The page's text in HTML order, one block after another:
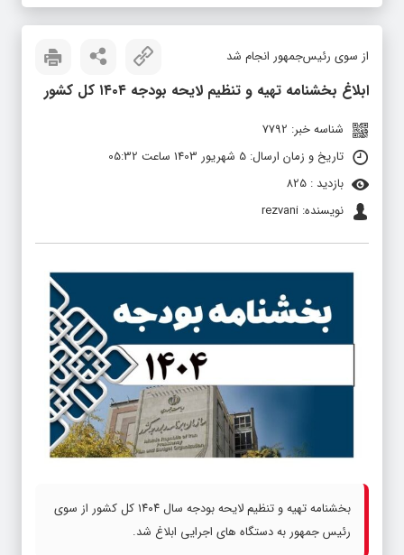
از سوی رئیس‌جمهور انجام شد
ابلاغ بخشنامه تهیه و تنظیم لایحه بودجه ۱۴۰۴ کل کشور
شناسه خبر: 7792
تاریخ و زمان ارسال: 5 شهریور 1403 ساعت 05:32
بازدید : 825
نویسنده: rezvani
بخشنامه تهیه و تنظیم لایحه بودجه سال ۱۴۰۴ کل کشور از سوی
رئیس جمهور به دستگاه های اجرایی ابلاغ شد.